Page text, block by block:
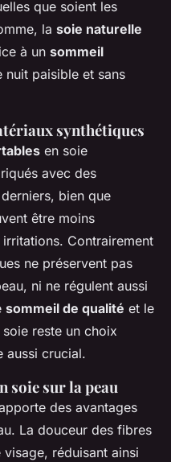
que soient les
la soie naturelle
à un sommeil
nuit paisible et sans
synthétiques
en soie
avec des
bien que
être moins
Contrairement
ne préservent pas
ni ne régulent aussi
sommeil de qualité et le
reste un choix
aussi crucial.
soie sur la peau
des avantages
La douceur des fibres
réduisant ainsi